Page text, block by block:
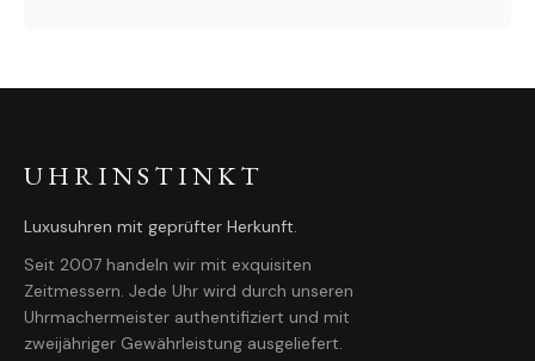
UHRINSTINKT
Luxusuhren mit geprüfter Herkunft.
Seit 2007 handeln wir mit exquisiten
Zeitmessern. Jede Uhr wird durch unseren
Uhrmachermeister authentifiziert und mit
zweijähriger Gewährleistung ausgeliefert.